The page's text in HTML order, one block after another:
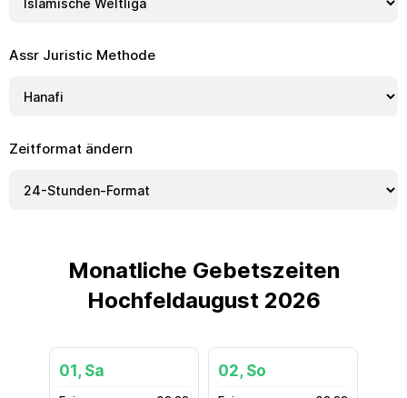
Assr Juristic Methode
Zeitformat ändern
Monatliche Gebetszeiten
Hochfeldaugust 2026
01, Sa 02, So